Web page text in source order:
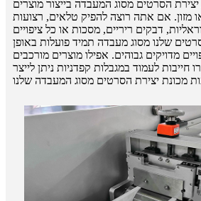
הסרטים מסוג המעבדה בייצור מוצרים
מזון. אם אתה רוצה להפיק טלאים, רצועות
דבקים ריריים, מסכות או כל ציפויים
שלנו מסוג מעבדה תמיד פועלות באופן
מדויקים גבוהים. אפילו מוצרים מורכבים
לעמוד במגבלות קפדניות ניתן לייצר